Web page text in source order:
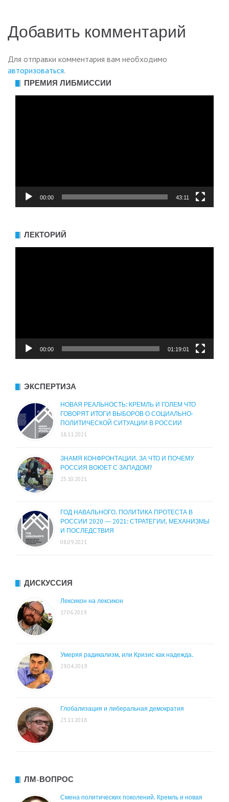
Добавить комментарий
Для отправки комментария вам необходимо
авторизоваться.
ПРЕМИЯ ЛИБМИССИИ
00:00 43:11
ЛЕКТОРИЙ
00:00 01:19:01
ЭКСПЕРТИЗА
НОВАЯ РЕАЛЬНОСТЬ: КРЕМЛЬ И ГОЛЕМ ЧТО
ГОВОРЯТ ИТОГИ ВЫБОРОВ О СОЦИАЛЬНО-
ПОЛИТИЧЕСКОЙ СИТУАЦИИ В РОССИИ
18.11.2021
ЗНАМЯ КОНФРОНТАЦИИ. ЗА ЧТО И ПОЧЕМУ
РОССИЯ ВОЮЕТ С ЗАПАДОМ?
25.10.2021
ГОД НАВАЛЬНОГО. ПОЛИТИКА ПРОТЕСТА В
РОССИИ 2020 — 2021: СТРАТЕГИИ, МЕХАНИЗМЫ
И ПОСЛЕДСТВИЯ
08.09.2021
ДИСКУССИЯ
Лексикон на лексикон
17.06.2019
Умеряя радикализм, или Кризис как надежда.
29.04.2019
Глобализация и либеральная демократия
23.11.2018
ЛМ-ВОПРОС
Смена политических поколений. Кремль и новая